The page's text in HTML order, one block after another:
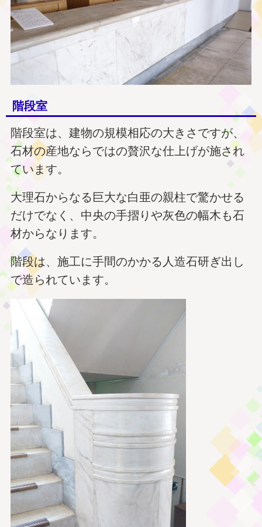
階段室
階段室は、建物の規模相応の大きさですが、
石材の産地ならではの贅沢な仕上げが施され
ています。
大理石からなる巨大な白亜の親柱で驚かせる
だけでなく、中央の手摺りや灰色の幅木も石
材からなります。
階段は、施工に手間のかかる人造石研ぎ出し
で造られています。